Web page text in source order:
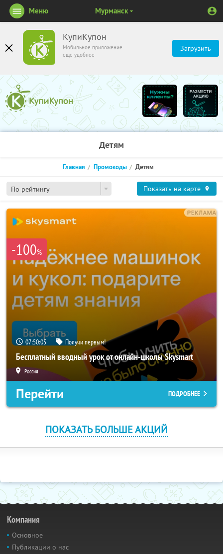
КупиКупон
Мобильное приложение
ещё удобнее
Загрузить
Меню Мурманск
Детям
По рейтингу
Главная Промокоды Детям
Показать на карте
-100%
07:50:04 Получи первым!
Бесплатный вводный урок от онлайн-школы Skysmart
Россия
Перейти ПОДРОБНЕЕ
ПОКАЗАТЬ БОЛЬШЕ АКЦИЙ
Компания
Основное
Публикации о нас